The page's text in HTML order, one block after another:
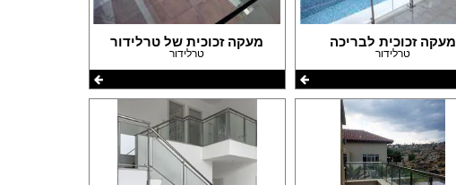
המדריך לתכנון חדר ארונות
המדריך לתכנון הגינה
המדריך לצביעת הבית
המדריך לחיפוי וריצוף הבית
המדריך לעיצוב הגבס
המדריך לתכנון ובחירת תאורה לבית
המדריך לחימום הבית
מעקה זכוכית לבריכה
טרלידור
מעקה זכוכית של טרלידור
טרלידור